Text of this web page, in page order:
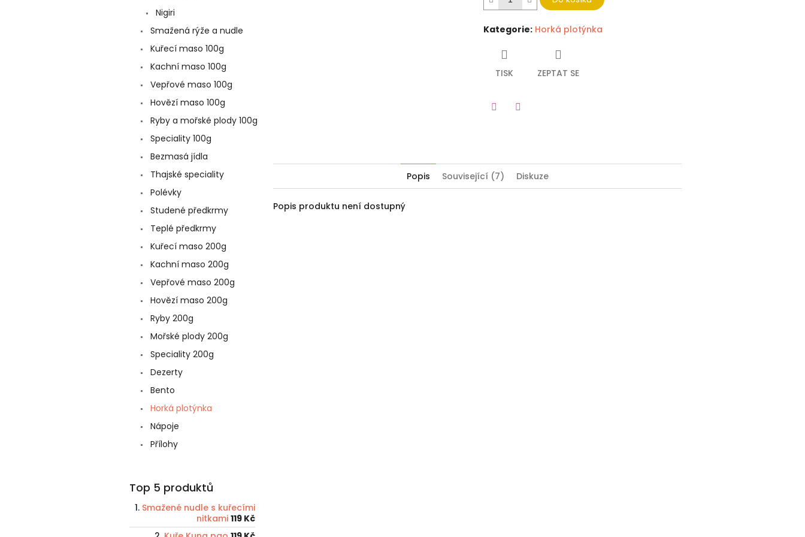
Nigiri
Smažená rýže a nudle
Kuřecí maso 100g
Kachní maso 100g
Vepřové maso 100g
Hovězí maso 100g
Ryby a mořské plody 100g
Speciality 100g
Bezmasá jídla
Thajské speciality
Polévky
Studené předkrmy
Teplé předkrmy
Kuřecí maso 200g
Kachní maso 200g
Vepřové maso 200g
Hovězí maso 200g
Ryby 200g
Mořské plody 200g
Speciality 200g
Dezerty
Bento
Horká plotýnka
Nápoje
Přílohy
Top 5 produktů
Smažené nudle s kuřecími
nitkami 119 Kč
Kategorie: Horká plotýnka
TISK ZEPTAT SE
Popis Související (7) Diskuze
Popis produktu není dostupný